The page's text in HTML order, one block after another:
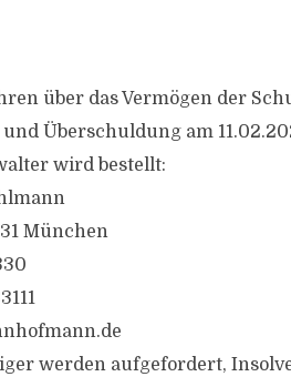
über das Vermögen der
Überschuldung am
wird bestellt:
München
werden aufgefordert,